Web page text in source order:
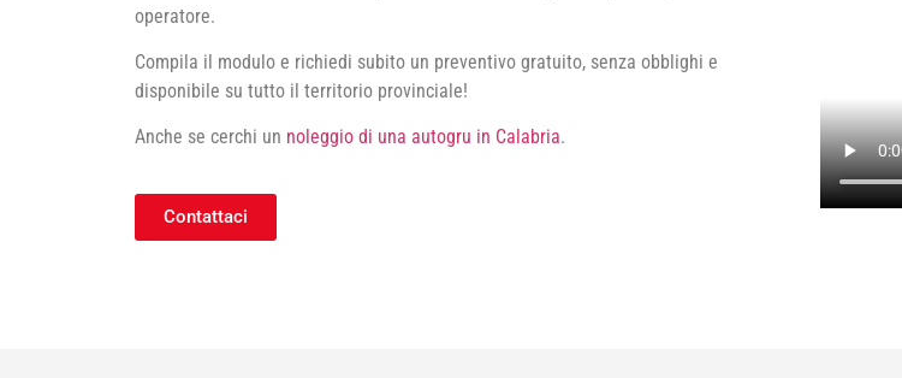
operatore.
Compila il modulo e richiedi subito un preventivo gratuito, senza obblighi e
disponibile su tutto il territorio provinciale!
Anche se cerchi un noleggio di una autogru in Calabria.
Contattaci